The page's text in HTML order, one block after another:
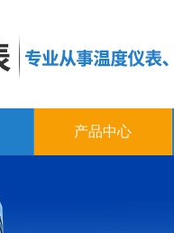
产品中心